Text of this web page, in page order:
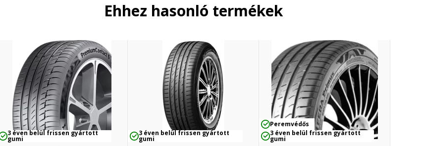
Ehhez hasonló termékek
3 éven belül frissen gyártott
gumi
3 éven belül frissen gyártott
gumi
Peremvédős
3 éven belül frissen gyártott
gumi